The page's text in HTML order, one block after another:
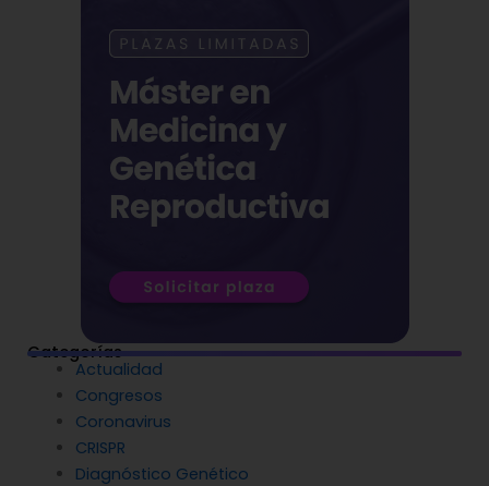
Categorías
Actualidad
Congresos
Coronavirus
CRISPR
Diagnóstico Genético